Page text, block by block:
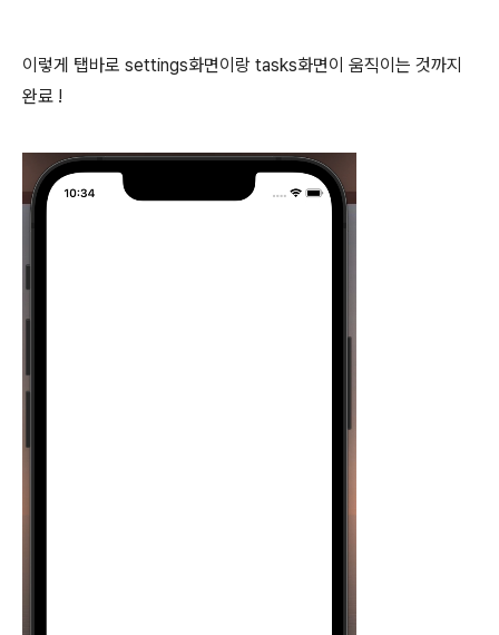
이렇게 탭바로 settings화면이랑 tasks화면이 움직이는 것까지
완료 !